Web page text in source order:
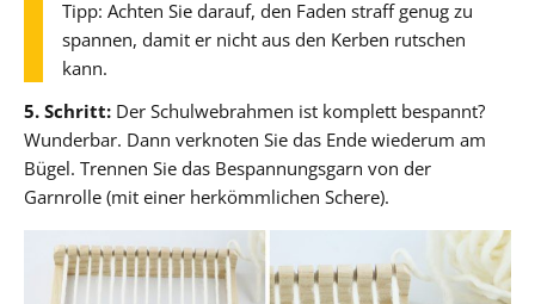
Tipp: Achten Sie darauf, den Faden straff genug zu
spannen, damit er nicht aus den Kerben rutschen
kann.
5. Schritt: Der Schulwebrahmen ist komplett bespannt?
Wunderbar. Dann verknoten Sie das Ende wiederum am
Bügel. Trennen Sie das Bespannungsgarn von der
Garnrolle (mit einer herkömmlichen Schere).